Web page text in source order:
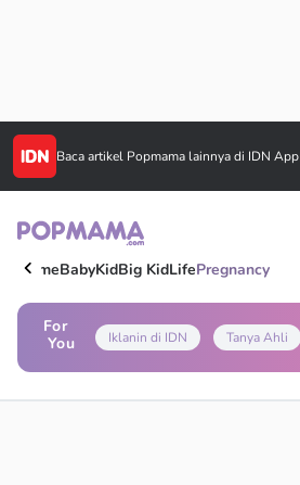
Baca artikel Popmama lainnya di IDN App
HomeBabyKidBig KidLifePregnancy
For
You
Iklanin di IDN Tanya Ahli